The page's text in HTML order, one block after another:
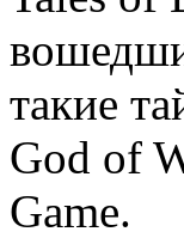
такие
God of
Game.